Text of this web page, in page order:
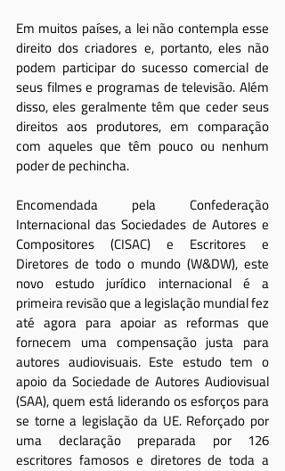
Em muitos países, a lei não contempla esse
direito dos criadores e, portanto, eles não
podem participar do sucesso comercial de
seus filmes e programas de televisão. Além
disso, eles geralmente têm que ceder seus
direitos aos produtores, em comparação
com aqueles que têm pouco ou nenhum
poder de pechincha.
Encomendada pela Confederação
Internacional das Sociedades de Autores e
Compositores (CISAC) e Escritores e
Diretores de todo o mundo (W&DW), este
novo estudo jurídico internacional é a
primeira revisão que a legislação mundial fez
até agora para apoiar as reformas que
fornecem uma compensação justa para
autores audiovisuais. Este estudo tem o
apoio da Sociedade de Autores Audiovisual
(SAA), quem está liderando os esforços para
se torne a legislação da UE. Reforçado por
uma declaração preparada por 126
escritores famosos e diretores de toda a